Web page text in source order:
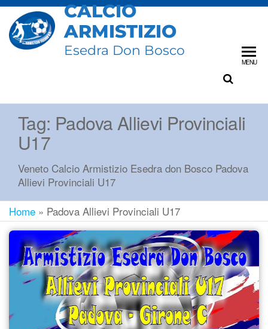
CALCIO
ARMISTIZIO
Esedra Don Bosco
MENU
Tag: Padova Allievi Provinciali
U17
Veneto Calcio Armistizio Esedra don Bosco Padova
Allievi Provinciali U17
Home » Padova Allievi Provinciali U17